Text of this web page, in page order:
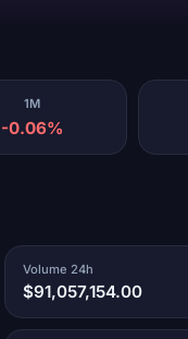
1M
-0.06%
Volume 24h
$91,057,154.00